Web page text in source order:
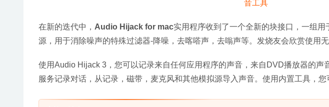
在新的迭代中， Audio Hijack for mac实用程序收到了一个全新的块接口，一组
源，用于消除噪声的特殊过滤器-降噪，去喀嗒声，去嗡声等。发烧友会欣赏使用
使用Audio Hijack 3，您可以记录来自任何应用程序的声音，来自DVD播放器的声
服务记录对话，从记录，磁带，麦克风和其他模拟源导入声音。使用内置工具，您